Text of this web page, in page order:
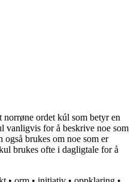
ordet kúl som betyr en
vanligvis for å beskrive noe som
brukes om noe som er
brukes ofte i dagligtale for å